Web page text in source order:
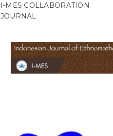
I-MES COLLABORATION
JOURNAL